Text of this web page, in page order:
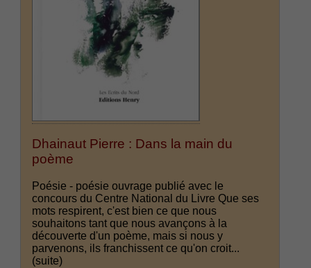
Dhainaut Pierre : Dans la main du
poème
Poésie - poésie ouvrage publié avec le
concours du Centre National du Livre Que ses
mots respirent, c'est bien ce que nous
souhaitons tant que nous avançons à la
découverte d'un poème, mais si nous y
parvenons, ils franchissent ce qu'on croit...
(suite)